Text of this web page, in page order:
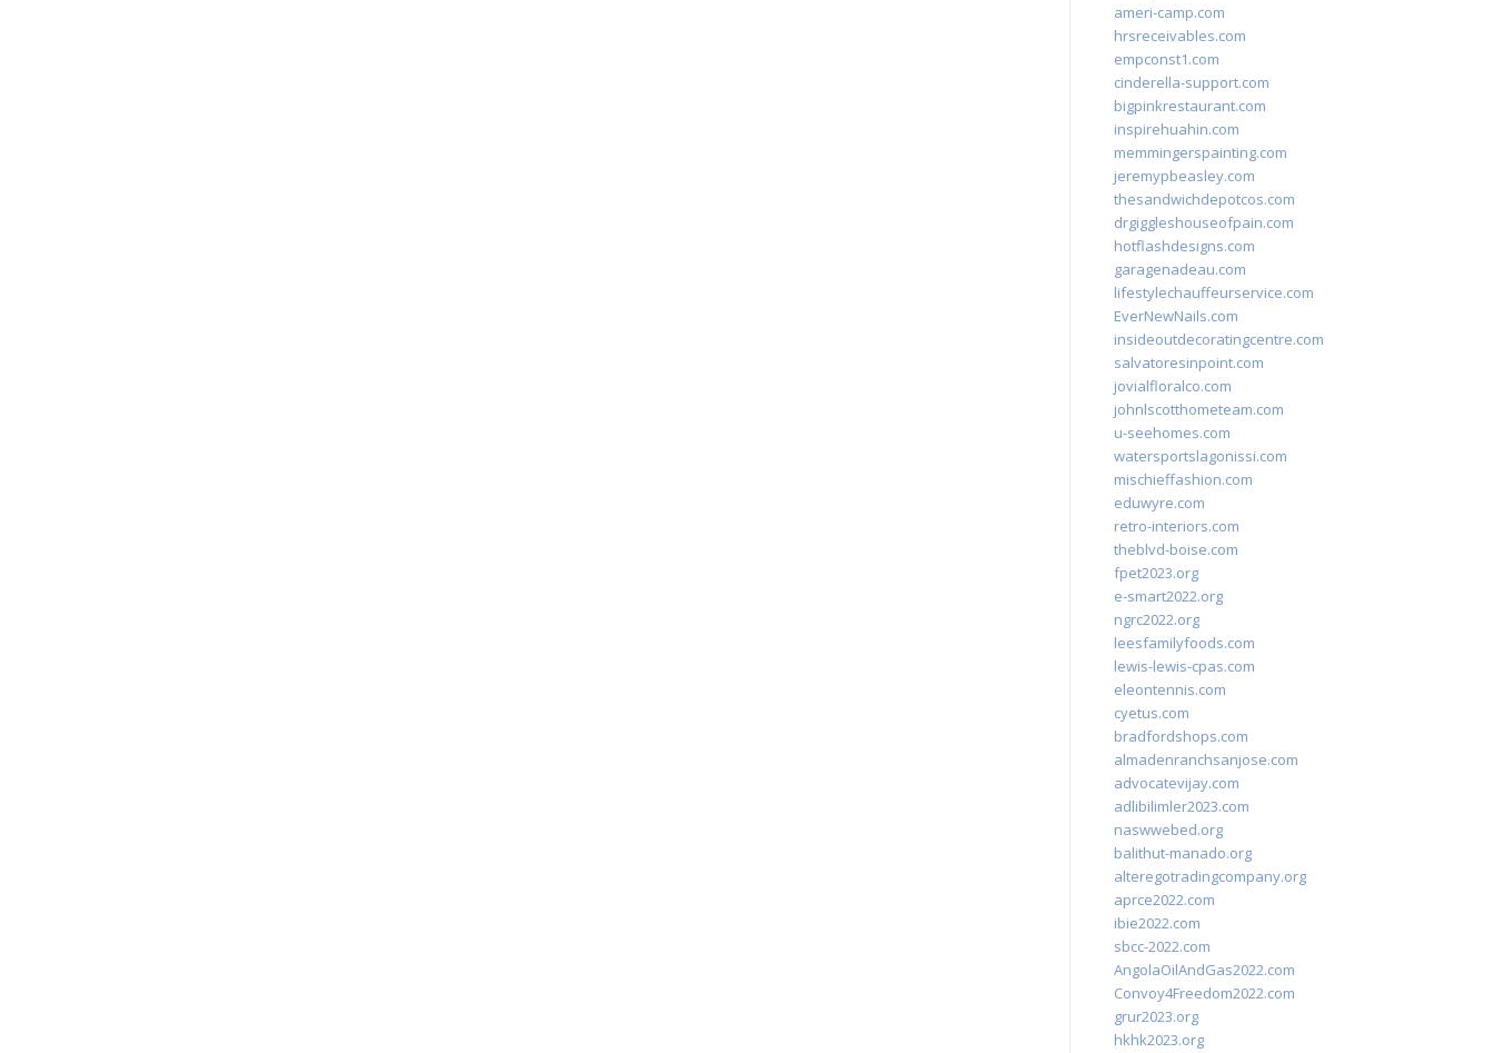
ameri-camp.com
hrsreceivables.com
empconst1.com
cinderella-support.com
bigpinkrestaurant.com
inspirehuahin.com
memmingerspainting.com
jeremypbeasley.com
thesandwichdepotcos.com
drgiggleshouseofpain.com
hotflashdesigns.com
garagenadeau.com
lifestylechauffeurservice.com
EverNewNails.com
insideoutdecoratingcentre.com
salvatoresinpoint.com
jovialfloralco.com
johnlscotthometeam.com
u-seehomes.com
watersportslagonissi.com
mischieffashion.com
eduwyre.com
retro-interiors.com
theblvd-boise.com
fpet2023.org
e-smart2022.org
ngrc2022.org
leesfamilyfoods.com
lewis-lewis-cpas.com
eleontennis.com
cyetus.com
bradfordshops.com
almadenranchsanjose.com
advocatevijay.com
adlibilimler2023.com
naswwebed.org
balithut-manado.org
alteregotradingcompany.org
aprce2022.com
ibie2022.com
sbcc-2022.com
AngolaOilAndGas2022.com
Convoy4Freedom2022.com
grur2023.org
hkhk2023.org